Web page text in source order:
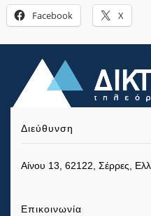
Facebook X
Διεύθυνση
Αίνου 13, 62122, Σέρρες,
Επικοινωνία